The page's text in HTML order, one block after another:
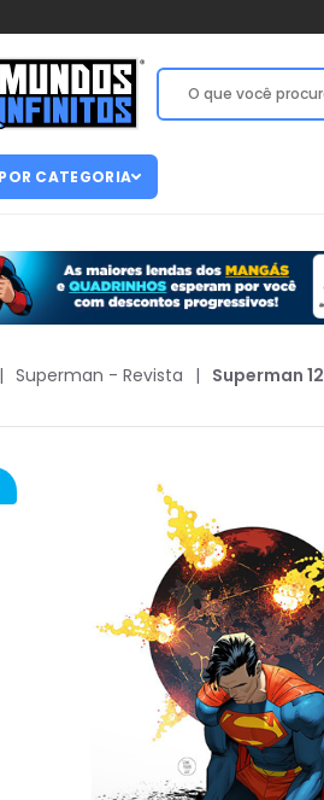
CATEGORIA
| Superman - Revista | Superman 12